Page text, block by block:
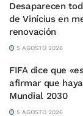
Desaparecen
de Vinícius en
renovación
5 AGOSTO 2026
FIFA dice que
afirmar que
Mundial 2030
5 AGOSTO 2026